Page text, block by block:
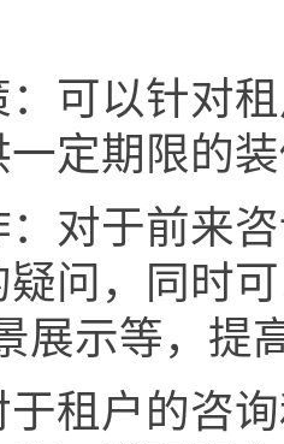
可以针对
定期限的
对于前来
问，同时
展示等，提
租户的咨